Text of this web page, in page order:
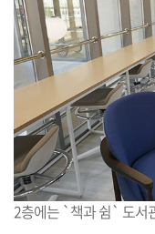
2층에는 `책과 쉼` 도서